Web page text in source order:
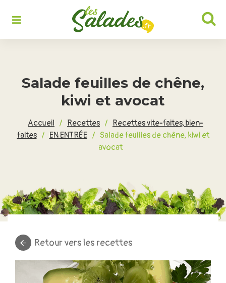
Salade feuilles de chêne,
kiwi et avocat
Accueil / Recettes / Recettes vite-faites, bien-
faites / EN ENTRÉE / Salade feuilles de chêne, kiwi et
avocat
Retour vers les recettes